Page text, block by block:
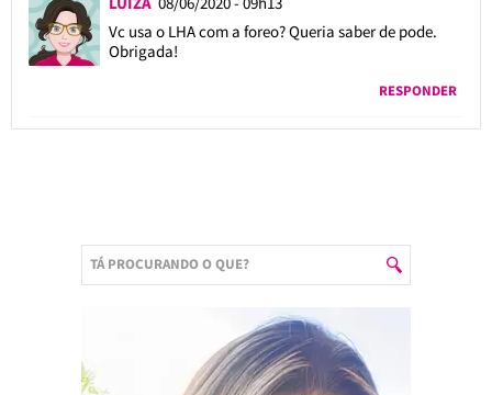
Vc usa o LHA com a foreo? Queria saber de pode.
Obrigada!
RESPONDER